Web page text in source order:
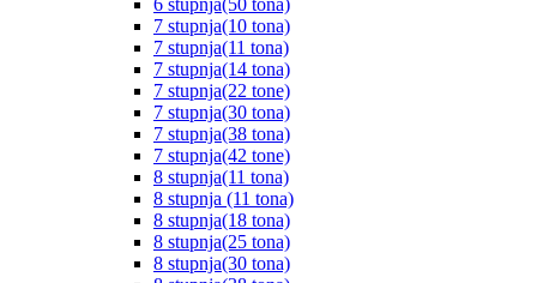
6 stupnja(50 tona)
7 stupnja(10 tona)
7 stupnja(11 tona)
7 stupnja(14 tona)
7 stupnja(22 tone)
7 stupnja(30 tona)
7 stupnja(38 tona)
7 stupnja(42 tone)
8 stupnja(11 tona)
8 stupnja (11 tona)
8 stupnja(18 tona)
8 stupnja(25 tona)
8 stupnja(30 tona)